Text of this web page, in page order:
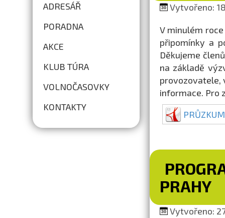
ADRESÁŘ
PORADNA
AKCE
KLUB TÚRA
VOLNOČASOVKY
KONTAKTY
Vytvořeno:
V minulém
připomínky a
Děkujeme
na základě
provozovatele,
informace. Pro
PRŮZKUM
PRAHY
Vytvořeno: